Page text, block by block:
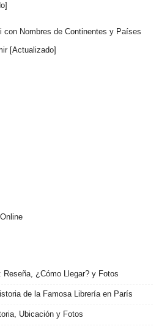
con Nombres de Continentes y Países
[Actualizado]
Reseña, ¿Cómo Llegar? y Fotos
de la Famosa Librería en París
Ubicación y Fotos